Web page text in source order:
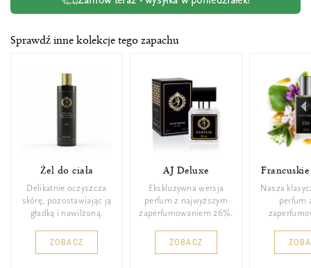
Sprawdź inne kolekcje tego zapachu
Żel do ciała
Delikatnie oczyszcza
skórę, pozostawiając ją
gładką i nawilżoną.
ZOBACZ
AJ Deluxe
Ekskluzywna wersja
perfum z najwyższym
zaperfumowaniem 26%.
ZOBACZ
Nasza
perfum